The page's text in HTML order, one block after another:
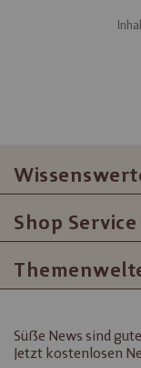
Shop Service
Süße News sind
Jetzt kostenlosen